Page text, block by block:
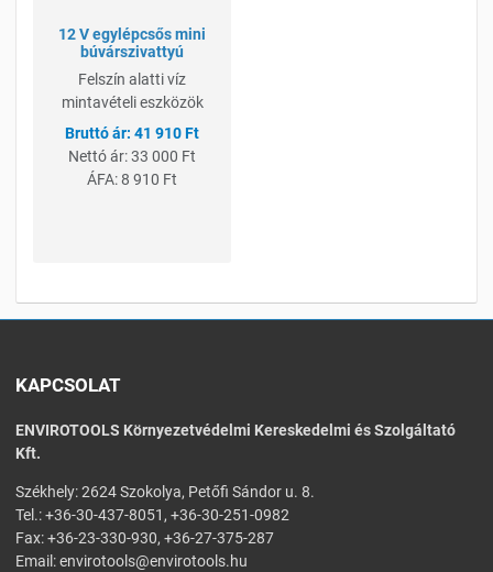
12 V egylépcsős mini
búvárszivattyú
Felszín alatti víz
mintavételi eszközök
41 910 Ft
Nettó ár:33 000 Ft
ÁFA:8 910 Ft
KAPCSOLAT
ENVIROTOOLS Környezetvédelmi Kereskedelmi és Szolgáltató
Kft.
Székhely: 2624 Szokolya, Petőfi Sándor u. 8.
Tel.: +36-30-437-8051, +36-30-251-0982
Fax: +36-23-330-930, +36-27-375-287
Email:envirotools@envirotools.hu